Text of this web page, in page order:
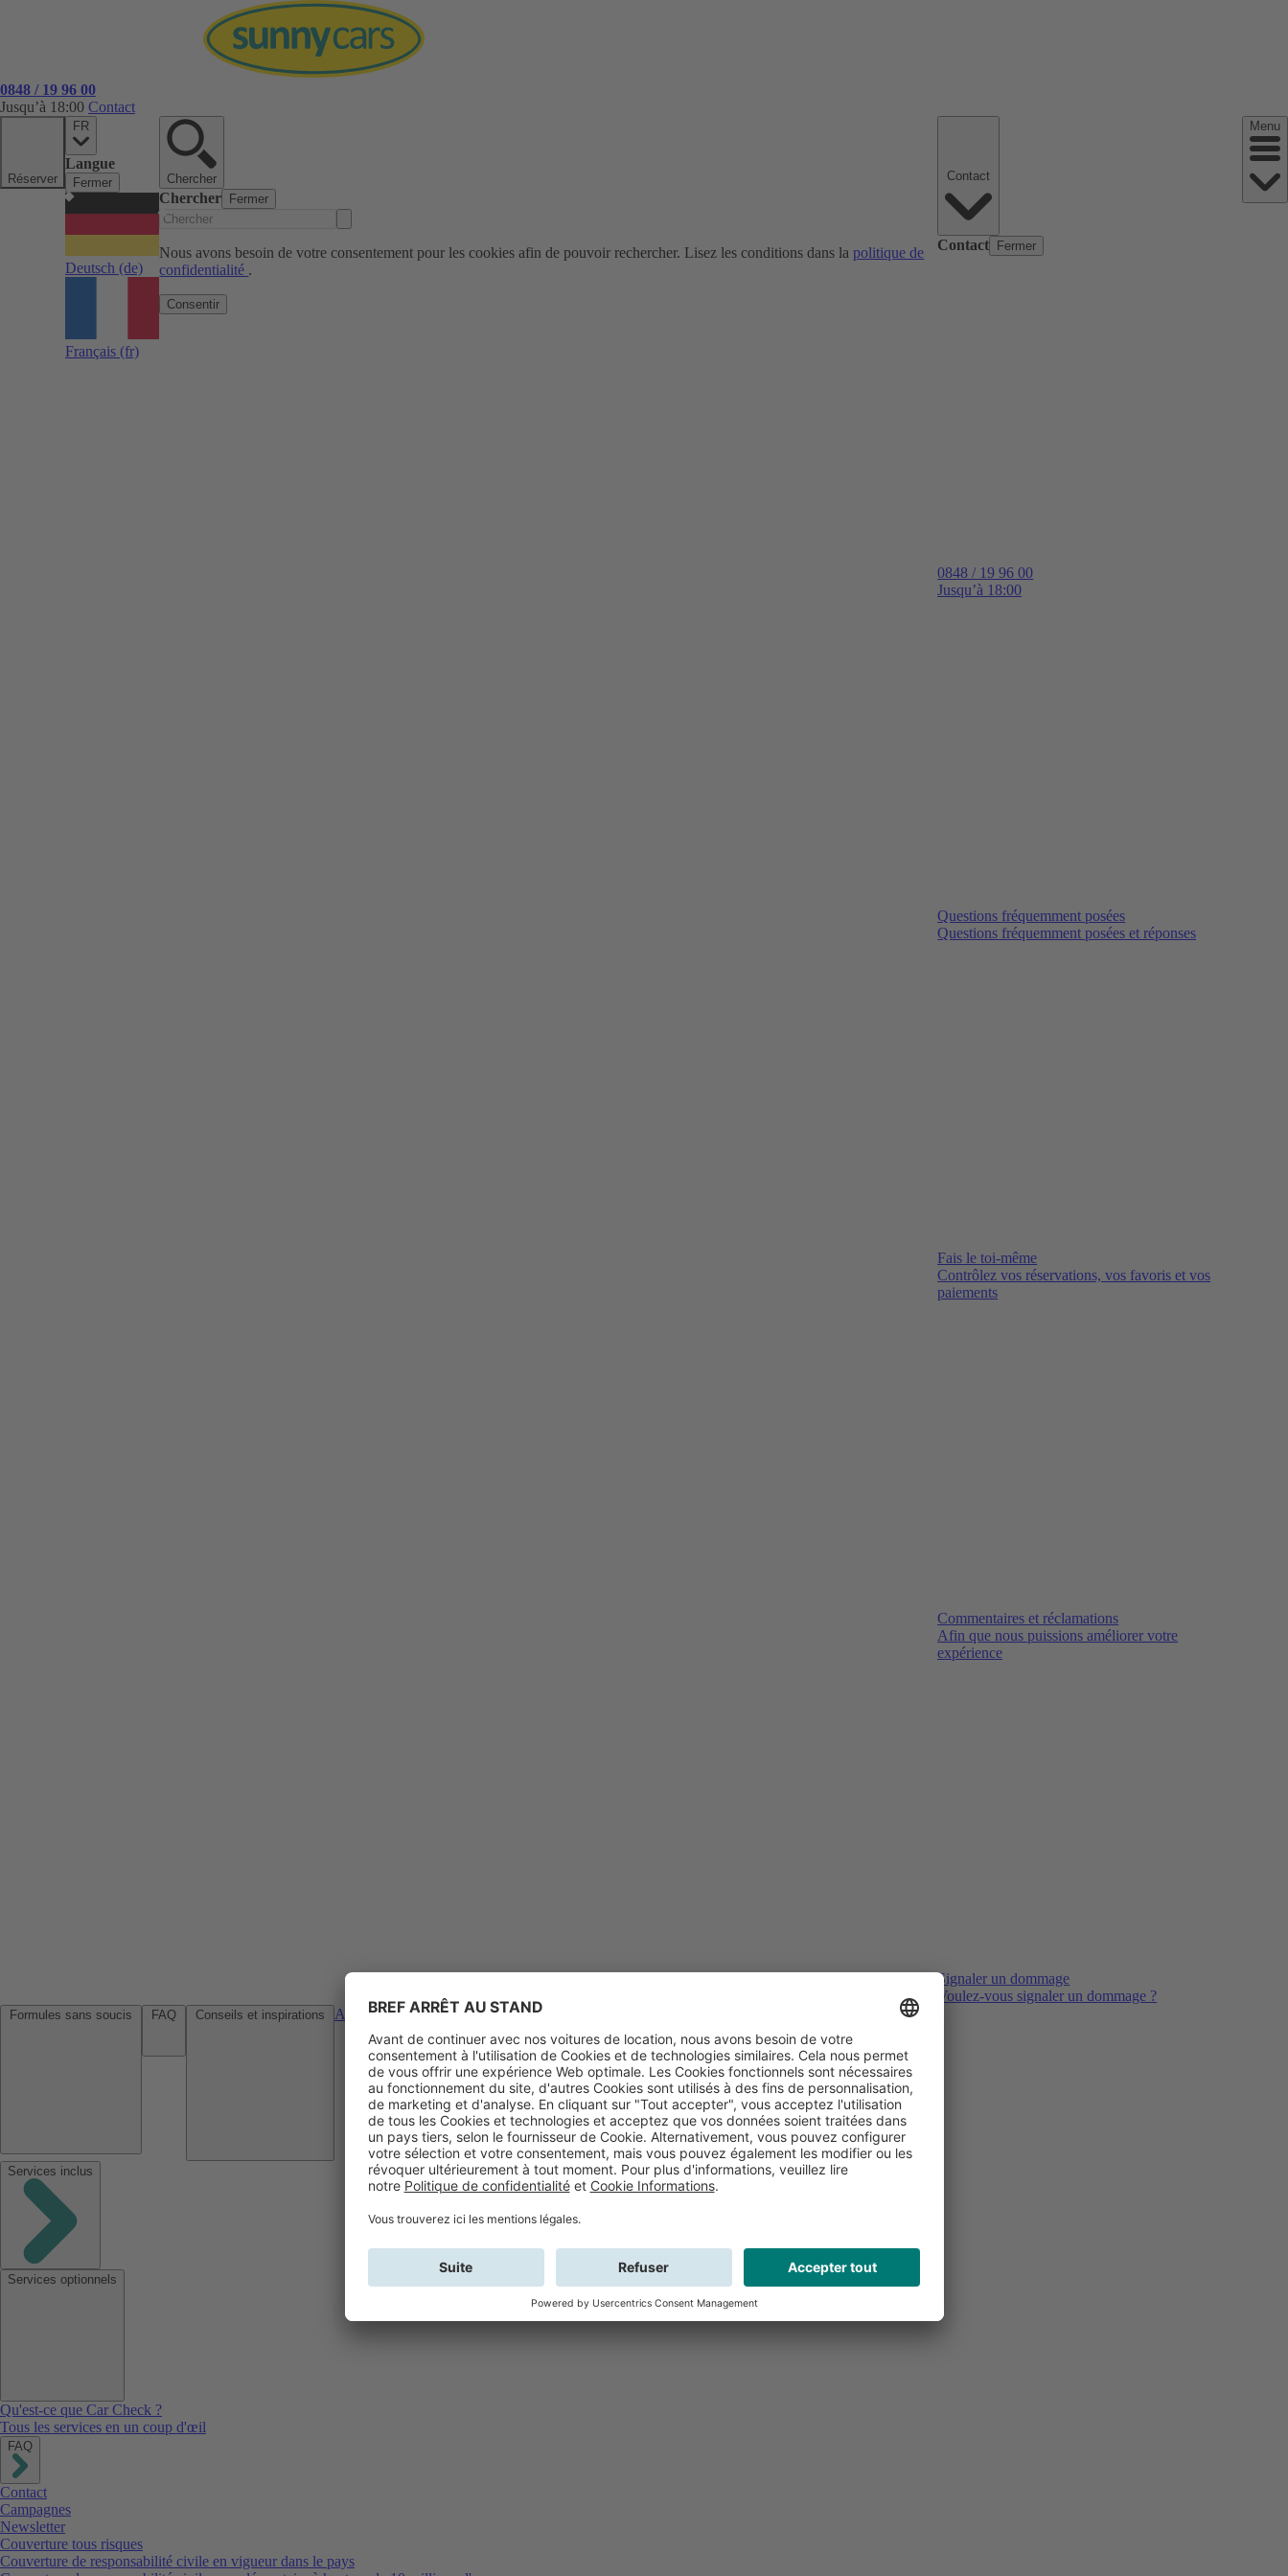
0848 / 19 96 00
Jusqu’à 18:00 Contact
Réserver
FR
Langue
Fermer
Deutsch (de)
Français (fr)
Chercher
Chercher Fermer
Nous avons besoin de votre consentement pour les cookies afin de pouvoir rechercher. Lisez les conditions dans la politique de
confidentialité .
Consentir
Contact Fermer
0848 / 19 96 00
Jusqu’à 18:00
Questions fréquemment posées
Questions fréquemment posées et réponses
Fais le toi-même
Contrôlez vos réservations, vos favoris et vos
paiements
Commentaires et réclamations
Afin que nous puissions améliorer votre
expérience
Signaler un dommage
Voulez-vous signaler un dommage ?
Menu
Agences de voyage près de chez vous
Services inclus
Services optionnels
Qu'est-ce que Car Check ?
Tous les services en un coup d'œil
FAQ
Contact
Campagnes
Newsletter
Couverture tous risques
Couverture de responsabilité civile en vigueur dans le pays